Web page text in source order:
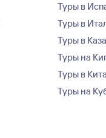
Туры в
Туры в
Туры в
Туры на
Туры в
Туры на